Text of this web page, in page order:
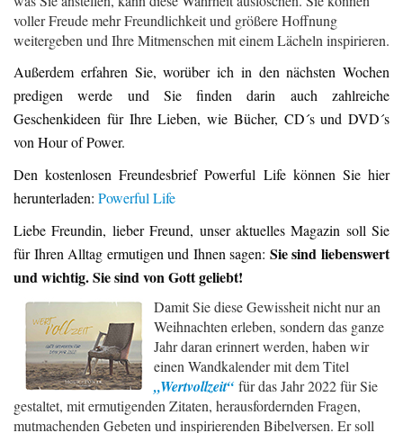
voller Freude mehr Freundlichkeit und größere Hoffnung
weitergeben und Ihre Mitmenschen mit einem Lächeln inspirieren.
Außerdem erfahren Sie, worüber ich in den nächsten Wochen
predigen werde und Sie finden darin auch zahlreiche
Geschenkideen für Ihre Lieben, wie Bücher, CD´s und DVD´s
von Hour of Power.
Den kostenlosen Freundesbrief Powerful Life können Sie hier
herunterladen: Powerful Life
Liebe Freundin, lieber Freund, unser aktuelles Magazin soll Sie
für Ihren Alltag ermutigen und Ihnen sagen: Sie sind liebenswert
und wichtig. Sie sind von Gott geliebt!
Damit Sie diese Gewissheit nicht nur an
Weihnachten erleben, sondern das ganze
Jahr daran erinnert werden, haben wir
einen Wandkalender mit dem Titel
„Wertvollzeit“ für das Jahr 2022 für Sie
gestaltet, mit ermutigenden Zitaten, herausfordernden Fragen,
mutmachenden Gebeten und inspirierenden Bibelversen. Er soll